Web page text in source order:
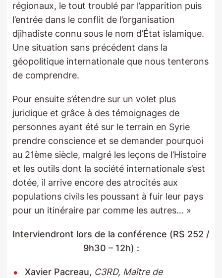
régionaux, le tout troublé par l’apparition puis
l’entrée dans le conflit de l’organisation
djihadiste connu sous le nom d’État islamique.
Une situation sans précédent dans la
géopolitique internationale que nous tenterons
de comprendre.
Pour ensuite s’étendre sur un volet plus
juridique et grâce à des témoignages de
personnes ayant été sur le terrain en Syrie
prendre conscience et se demander pourquoi
au 21ème siècle, malgré les leçons de l’Histoire
et les outils dont la société internationale s’est
dotée, il arrive encore des atrocités aux
populations civils les poussant à fuir leur pays
pour un itinéraire par comme les autres… »
Interviendront lors de la conférence (RS 252 /
9h30 – 12h) :
Xavier Pacreau, C3RD, Maître de